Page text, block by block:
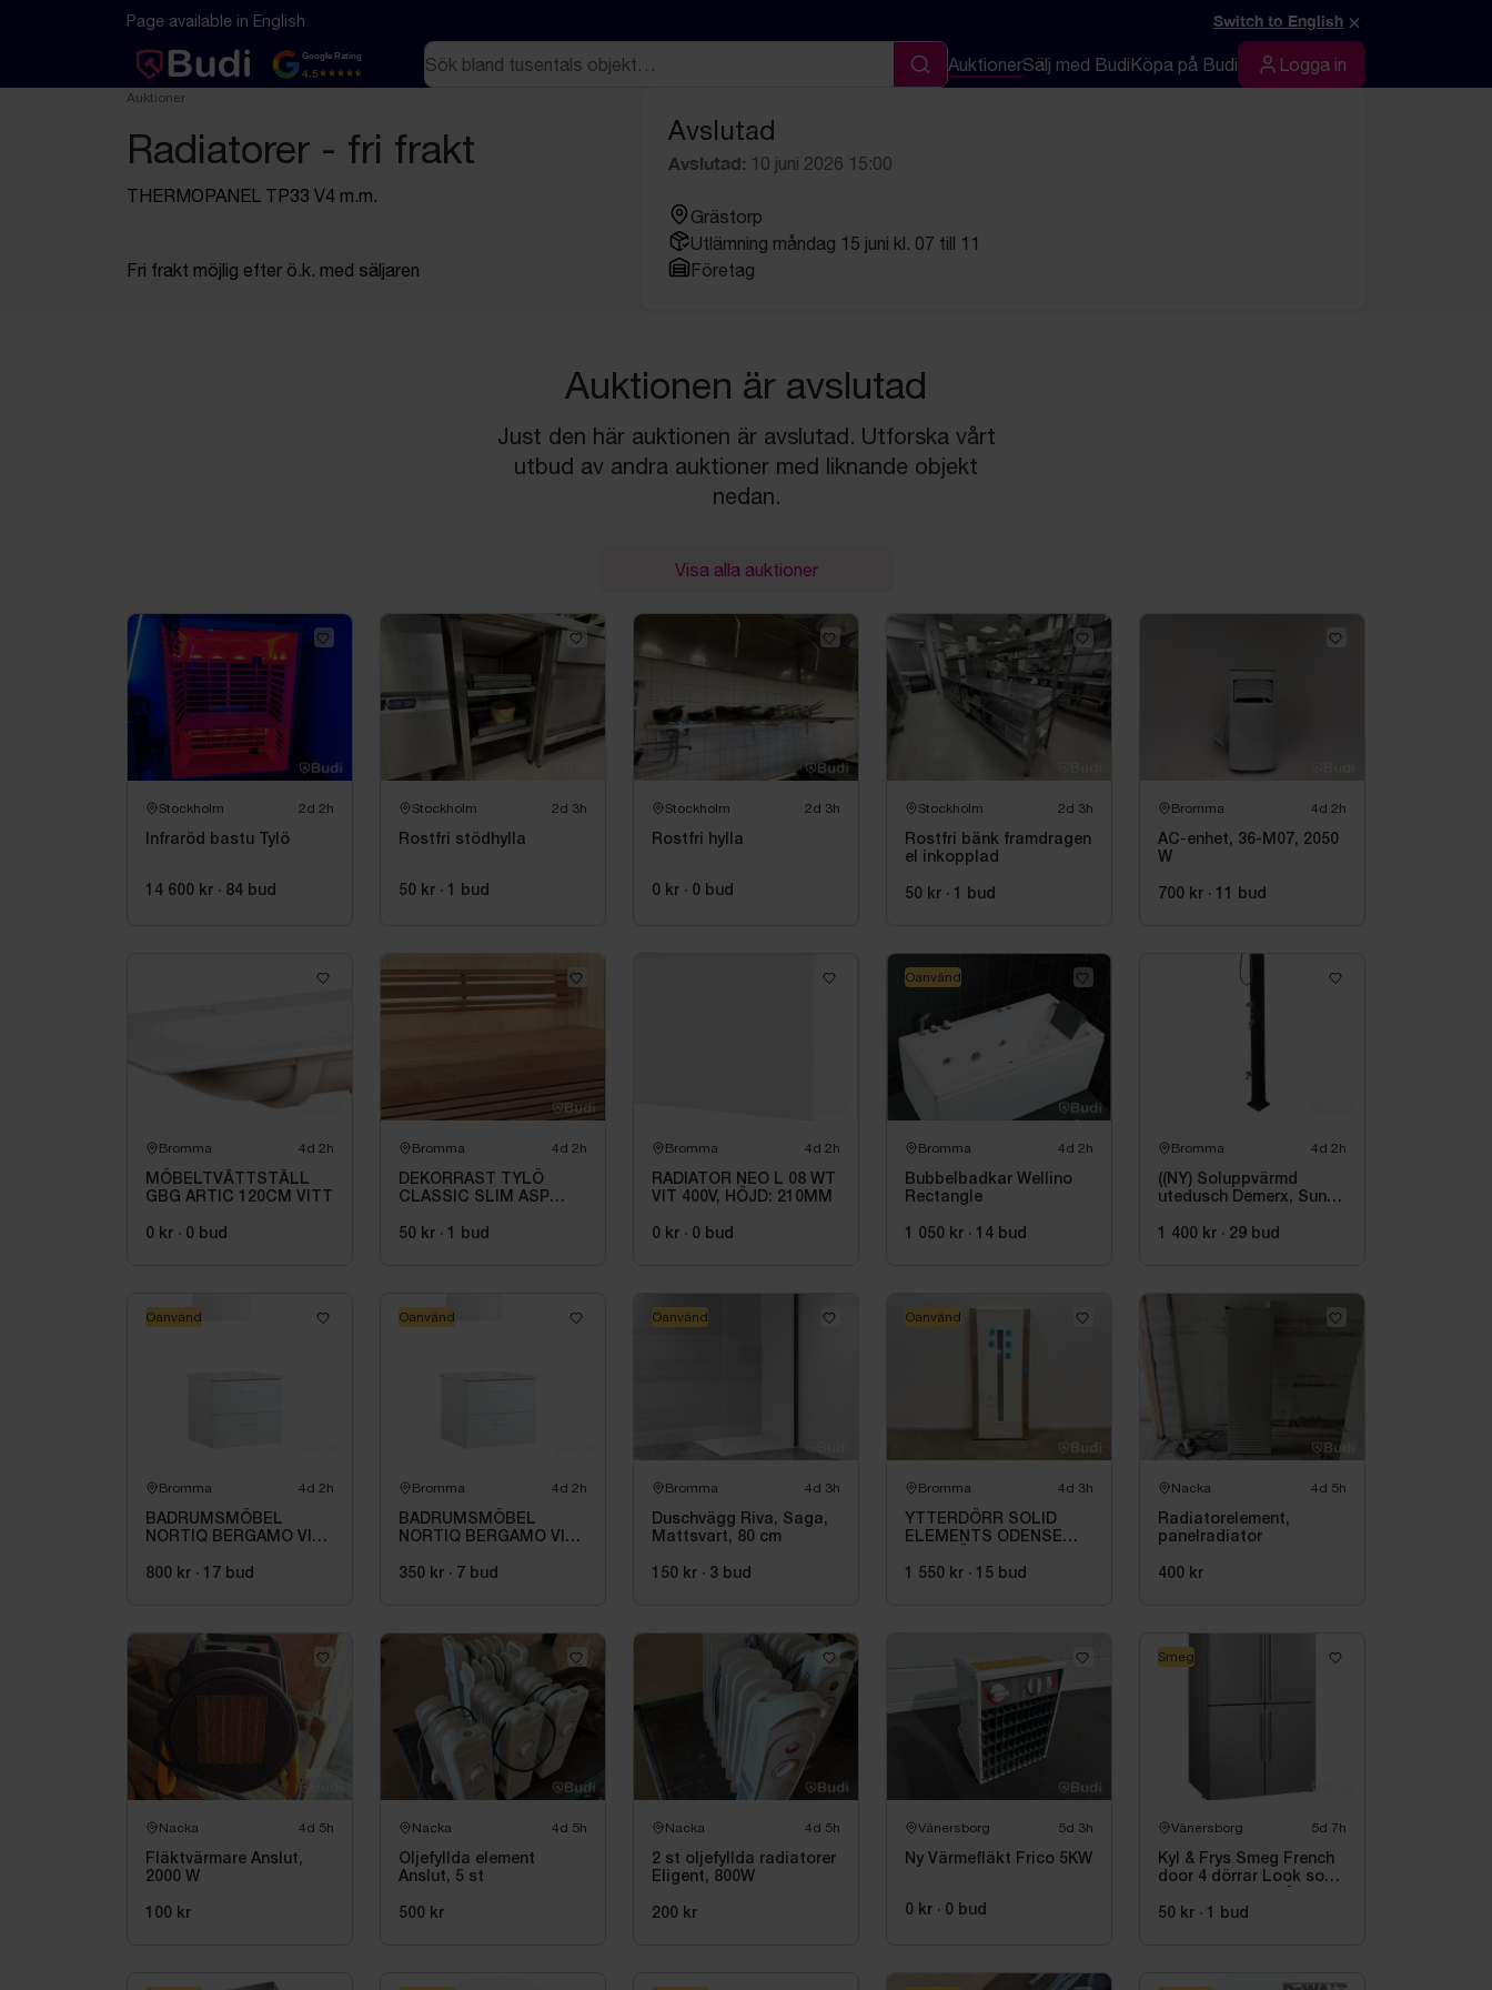
Hoppa till innehåll
Textbaserad (markdown) version av denna sida
Page available in English Switch to English ×
Google Rating
4.5
Sök
Sök
AuktionerSälj med BudiKöpa på Budi Logga in
Logga in
Auktioner
Radiatorer - fri frakt
THERMOPANEL TP33 V4 m.m.
Fri frakt möjlig efter ö.k. med säljaren
Avslutad
Avslutad: 10 juni 2026 15:00
Grästorp
Utlämning måndag 15 juni kl. 07 till 11
Företag
Auktionen är avslutad
Just den här auktionen är avslutad. Utforska vårt
utbud av andra auktioner med liknande objekt
nedan.
Visa alla auktioner
Stockholm 2d 2h
Infraröd bastu Tylö
14 600 kr · 84 bud
Stockholm 2d 3h
Rostfri stödhylla
50 kr · 1 bud
Stockholm 2d 3h
Rostfri hylla
0 kr · 0 bud
Stockholm 2d 3h
Rostfri bänk framdragen
el inkopplad
50 kr · 1 bud
Bromma 4d 2h
AC-enhet, 36-M07, 2050
W
700 kr · 11 bud
Bromma 4d 2h
MÖBELTVÄTTSTÄLL
GBG ARTIC 120CM VITT
0 kr · 0 bud
Bromma 4d 2h
DEKORRAST TYLÖ
CLASSIC SLIM ASP
50 kr · 1 bud
Bromma 4d 2h
RADIATOR NEO L 08 WT
VIT 400V, HÖJD: 210MM
0 kr · 0 bud
Bromma 4d 2h
Bubbelbadkar Wellino
Rectangle
1 050 kr · 14 bud
Oanvänd
Bromma 4d 2h
((NY) Soluppvärmd
utedusch Demerx, Sunny
1 400 kr · 29 bud
Bromma 4d 2h
BADRUMSMÖBEL
NORTIQ BERGAMO VIT
800 kr · 17 bud
Oanvänd
Bromma 4d 2h
BADRUMSMÖBEL
NORTIQ BERGAMO VIT
350 kr · 7 bud
Oanvänd
Bromma 4d 3h
Duschvägg Riva, Saga,
Mattsvart, 80 cm
150 kr · 3 bud
Oanvänd
Bromma 4d 3h
YTTERDÖRR SOLID
ELEMENTS ODENSE
1 550 kr · 15 bud
Oanvänd
Nacka 4d 5h
Radiatorelement,
panelradiator
400 kr
Nacka 4d 5h
Fläktvärmare Anslut,
2000 W
100 kr
Nacka 4d 5h
Oljefyllda element
Anslut, 5 st
500 kr
Nacka 4d 5h
2 st oljefyllda radiatorer
Eligent, 800W
200 kr
Vänersborg 5d 3h
Ny Värmefläkt Frico 5KW
0 kr · 0 bud
Vänersborg 5d 7h
Kyl & Frys Smeg French
door 4 dörrar Look som
Universiell FQ60XDE
50 kr · 1 bud
Smeg